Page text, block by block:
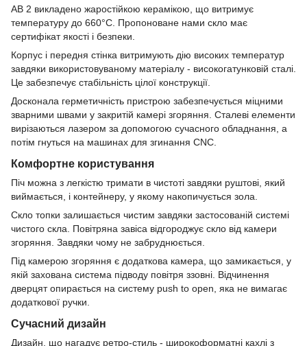
АВ 2 викладено жаростійкою керамікою, що витримує
температуру до 660°C. Пропоноване нами скло має
сертифікат якості і безпеки.
Корпус і передня стінка витримують дію високих температур
завдяки використовуваному матеріалу - високогатунковій сталі.
Це забезпечує стабільність цілої конструкції.
Досконала герметичність пристрою забезпечується міцними
зварними швами у закритій камері згоряння. Сталеві елементи
вирізаються лазером за допомогою сучасного обладнання, а
потім гнуться на машинах для згинання CNC.
Комфортне користування
Піч можна з легкістю тримати в чистоті завдяки руштові, який
виймається, і контейнеру, у якому накопичується зола.
Скло топки залишається чистим завдяки застосованій системі
чистого скла. Повітряна завіса відгороджує скло від камери
згоряння. Завдяки чому не забруднюється.
Під камерою згоряння є додаткова камера, що замикається, у
якій захована система підводу повітря ззовні. Відчинення
дверцят опирається на систему push to open, яка не вимагає
додаткової ручки.
Сучасний дизайн
Дизайн, що нагадує ретро-стиль - широкоформатні кахлі з